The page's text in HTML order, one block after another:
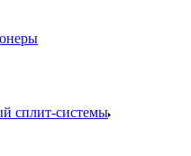
сплит-системы